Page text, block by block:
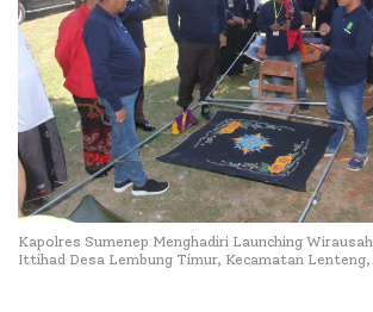
Kapolres Sumenep Menghadiri Launching
Ittihad Desa Lembung Timur, Kecamatan Lenteng,